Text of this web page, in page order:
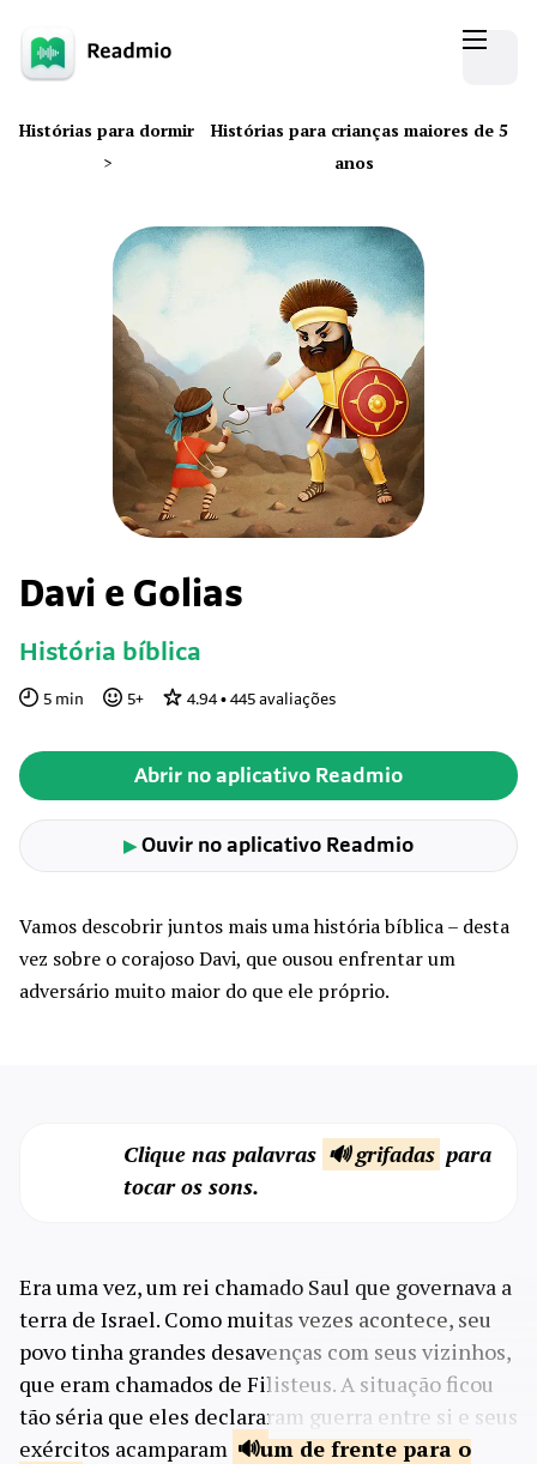
Histórias para dormir
>
Histórias para crianças maiores de 5
anos
Davi e Golias
História bíblica
5 min 5+ 4.94• 445 avaliações
Abrir no aplicativo Readmio
▶Ouvir no aplicativo Readmio
Vamos descobrir juntos mais uma história bíblica – desta
vez sobre o corajoso Davi, que ousou enfrentar um
adversário muito maior do que ele próprio.
Clique nas palavras 🔊 grifadas para
tocar os sons.
Era uma vez, um rei chamado Saul que governava a
terra de Israel. Como muitas vezes acontece, seu
povo tinha grandes desavenças com seus vizinhos,
que eram chamados de Filisteus. A situação ficou
tão séria que eles declararam guerra entre si e seus
exércitos acamparam
um de frente parao